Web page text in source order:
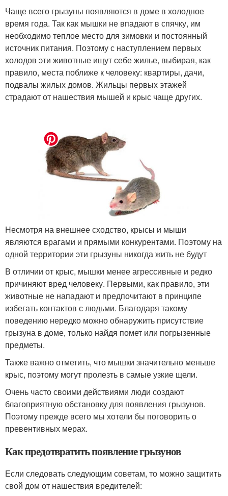
Чаще всего грызуны появляются в доме в холодное
время года. Так как мышки не впадают в спячку, им
необходимо теплое место для зимовки и постоянный
источник питания. Поэтому с наступлением первых
холодов эти животные ищут себе жилье, выбирая, как
правило, места поближе к человеку: квартиры, дачи,
подвалы жилых домов. Жильцы первых этажей
страдают от нашествия мышей и крыс чаще других.
Несмотря на внешнее сходство, крысы и мыши
являются врагами и прямыми конкурентами. Поэтому на
одной территории эти грызуны никогда жить не будут
В отличии от крыс, мышки менее агрессивные и редко
причиняют вред человеку. Первыми, как правило, эти
животные не нападают и предпочитают в принципе
избегать контактов с людьми. Благодаря такому
поведению нередко можно обнаружить присутствие
грызуна в доме, только найдя помет или погрызенные
предметы.
Также важно отметить, что мышки значительно меньше
крыс, поэтому могут пролезть в самые узкие щели.
Очень часто своими действиями люди создают
благоприятную обстановку для появления грызунов.
Поэтому прежде всего мы хотели бы поговорить о
превентивных мерах.
Как предотвратить появление грызунов
Если следовать следующим советам, то можно защитить
свой дом от нашествия вредителей: